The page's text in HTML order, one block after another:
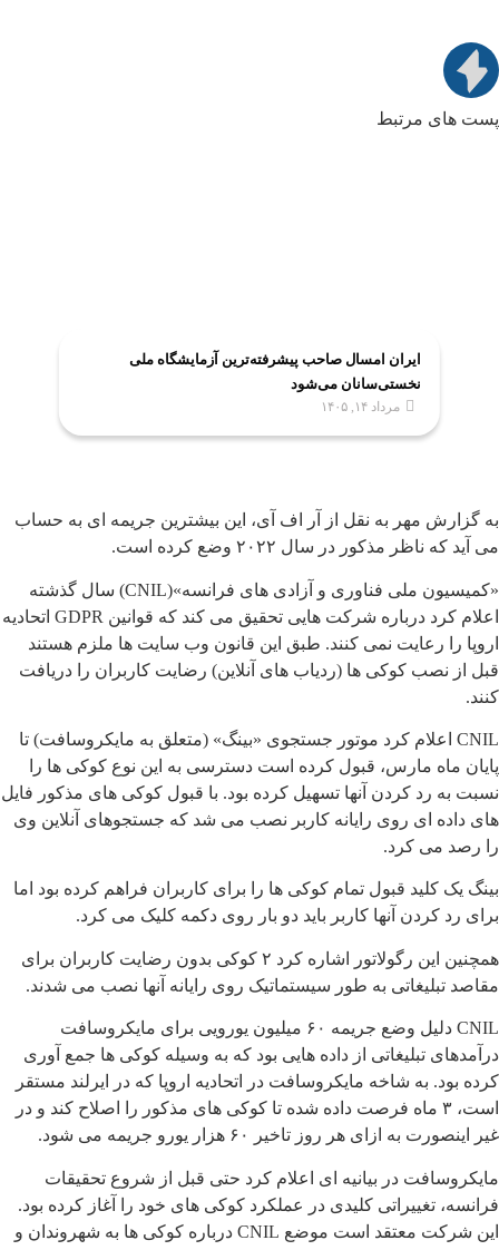
پست های مرتبط
ایران امسال صاحب پیشرفته‌ترین آزمایشگاه ملی
نخستی‌سانان می‌شود
مرداد ۱۴, ۱۴۰۵
به گزارش مهر به نقل از آر اف آی، این بیشترین جریمه ای به حساب
می آید که ناظر مذکور در سال ۲۰۲۲ وضع کرده است.
«کمیسیون ملی فناوری و آزادی های فرانسه»(CNIL) سال گذشته
اعلام کرد درباره شرکت هایی تحقیق می کند که قوانین GDPR اتحادیه
اروپا را رعایت نمی کنند. طبق این قانون وب سایت ها ملزم هستند
قبل از نصب کوکی ها (ردیاب های آنلاین) رضایت کاربران را دریافت
کنند.
CNIL اعلام کرد موتور جستجوی «بینگ» (متعلق به مایکروسافت) تا
پایان ماه مارس، قبول کرده است دسترسی به این نوع کوکی ها را
نسبت به رد کردن آنها تسهیل کرده بود. با قبول کوکی های مذکور فایل
های داده ای روی رایانه کاربر نصب می شد که جستجوهای آنلاین وی
را رصد می کرد.
بینگ یک کلید قبول تمام کوکی ها را برای کاربران فراهم کرده بود اما
برای رد کردن آنها کاربر باید دو بار روی دکمه کلیک می کرد.
همچنین این رگولاتور اشاره کرد ۲ کوکی بدون رضایت کاربران برای
مقاصد تبلیغاتی به طور سیستماتیک روی رایانه آنها نصب می شدند.
CNIL دلیل وضع جریمه ۶۰ میلیون یورویی برای مایکروسافت
درآمدهای تبلیغاتی از داده هایی بود که به وسیله کوکی ها جمع آوری
کرده بود. به شاخه مایکروسافت در اتحادیه اروپا که در ایرلند مستقر
است، ۳ ماه فرصت داده شده تا کوکی های مذکور را اصلاح کند و در
غیر اینصورت به ازای هر روز تاخیر ۶۰ هزار یورو جریمه می شود.
مایکروسافت در بیانیه ای اعلام کرد حتی قبل از شروع تحقیقات
فرانسه، تغییراتی کلیدی در عملکرد کوکی های خود را آغاز کرده بود.
این شرکت معتقد است موضع CNIL درباره کوکی ها به شهروندان و